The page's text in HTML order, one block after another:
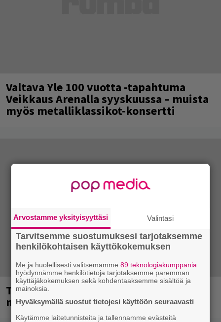
Valtava Yle 100 vuotta -tapahtuma
Veikkaus Arenalla syyskuussa – muista
myös metalliklassikot-konsertti
Tampereella sunnuntaina superpäivä –
nämä artistit mukana
Arvostamme yksityisyyttäsi Valintasi
Tarvitsemme suostumuksesi tarjotaksemme
henkilökohtaisen käyttökokemuksen
Me ja huolellisesti valitsemamme89 teknologiakumppania
hyödynnämme henkilötietoja tarjotaksemme paremman
käyttäjäkokemuksen sekä kohdentaaksemme sisältöä ja
mainoksia.
Hyväksymällä suostut tietojesi käyttöön seuraavasti
Käytämme laitetunnisteita ja tallennamme evästeitä